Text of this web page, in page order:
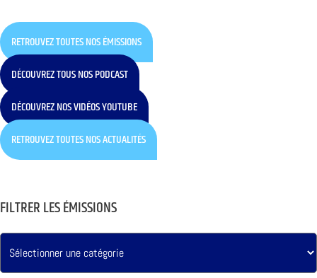
RETROUVEZ TOUTES NOS ÉMISSIONS
DÉCOUVREZ TOUS NOS PODCAST
DÉCOUVREZ NOS VIDÉOS YOUTUBE
RETROUVEZ TOUTES NOS ACTUALITÉS
FILTRER LES ÉMISSIONS